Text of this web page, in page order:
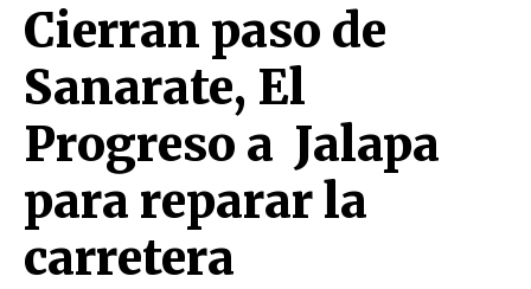
Cierran paso de
Sanarate, El
Progreso a Jalapa
para reparar la
carretera